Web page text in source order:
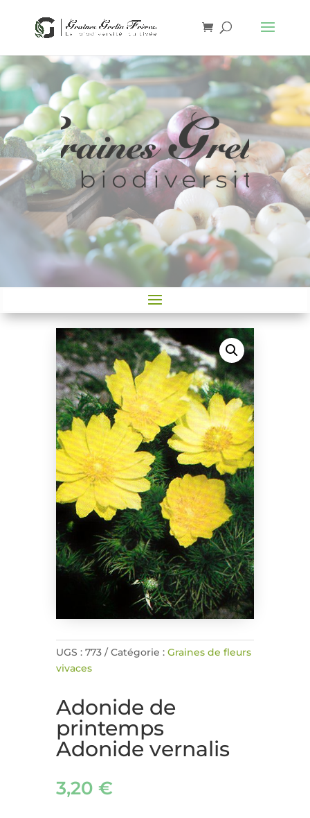
UGS : 773 Catégorie : Graines de fleurs
vivaces
Adonide de
printemps
Adonide vernalis
3,20 €